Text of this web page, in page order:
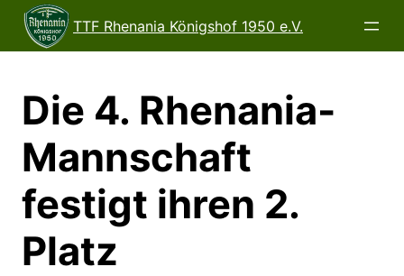
Direkt
zum
Inhalt
TTF Rhenania Königshof 1950 e.V.
Die 4. Rhenania-
Mannschaft
festigt ihren 2.
Platz